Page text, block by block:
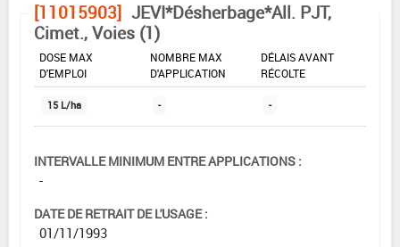
[11015903] JEVI*Désherbage*All. PJT,
Cimet., Voies (1)
DOSE MAX
D'EMPLOI
NOMBRE MAX
D'APPLICATION
DÉLAIS AVANT
RÉCOLTE
15 L/ha - -
INTERVALLE MINIMUM ENTRE APPLICATIONS :
-
DATE DE RETRAIT DE L'USAGE :
01/11/1993